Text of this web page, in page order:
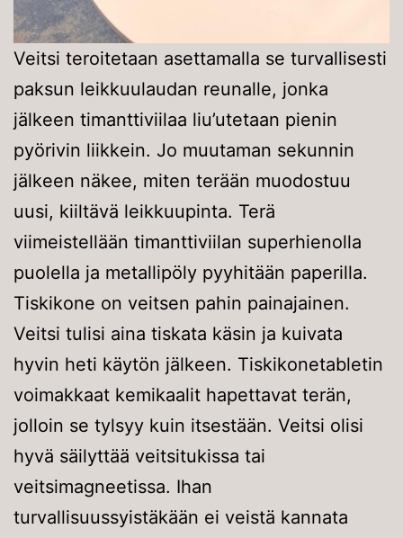
Veitsi teroitetaan asettamalla se turvallisesti
paksun leikkuulaudan reunalle, jonka
jälkeen timanttiviilaa liu’utetaan pienin
pyörivin liikkein. Jo muutaman sekunnin
jälkeen näkee, miten terään muodostuu
uusi, kiiltävä leikkuupinta. Terä
viimeistellään timanttiviilan superhienolla
puolella ja metallipöly pyyhitään paperilla.
Tiskikone on veitsen pahin painajainen.
Veitsi tulisi aina tiskata käsin ja kuivata
hyvin heti käytön jälkeen. Tiskikonetabletin
voimakkaat kemikaalit hapettavat terän,
jolloin se tylsyy kuin itsestään. Veitsi olisi
hyvä säilyttää veitsitukissa tai
veitsimagneetissa. Ihan
turvallisuussyistäkään ei veistä kannata